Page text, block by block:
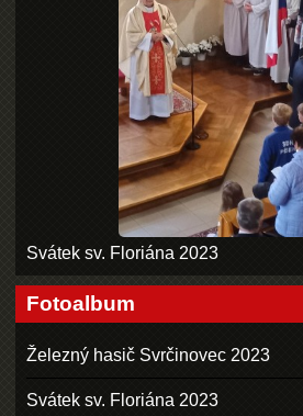
Svátek sv. Floriána 2023
Fotoalbum
Železný hasič Svrčinovec 2023
Svátek sv. Floriána 2023